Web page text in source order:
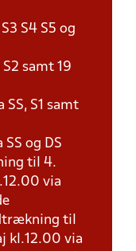
S4 S5 og
samt 19
S1 samt
og DS
til 4.
via
til
kl.12.00 via